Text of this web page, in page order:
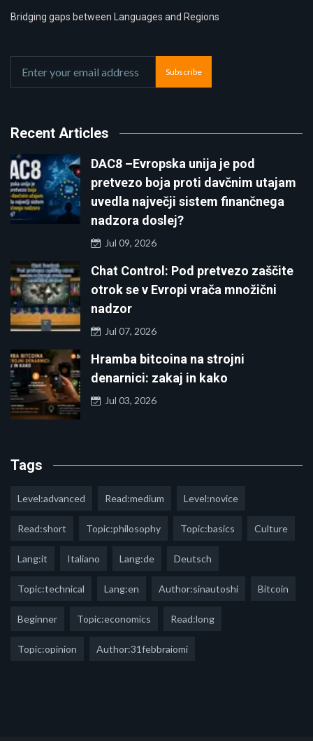
Bridging gaps between Languages and Regions
Subscribe
Recent Articles
DAC8 –Evropska unija je pod
pretvezo boja proti davčnim utajam
uvedla največji sistem finančnega
nadzora doslej?
Jul 09, 2026
Chat Control: Pod pretvezo zaščite
otrok se v Evropi vrača množični
nadzor
Jul 07, 2026
Hramba bitcoina na strojni
denarnici: zakaj in kako
Jul 03, 2026
Tags
Level:advanced Read:medium Level:novice
Read:short Topic:philosophy Topic:basics Culture
Lang:it Italiano Lang:de Deutsch
Topic:technical Lang:en Author:sinautoshi Bitcoin
Beginner Topic:economics Read:long
Topic:opinion Author:31febbraiomi